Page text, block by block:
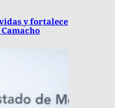
y fortalece